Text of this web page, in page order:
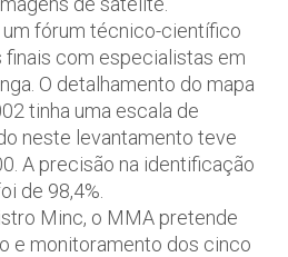
fórum técnico-científico
com especialistas em
O detalhamento do mapa
tinha uma escala de
neste levantamento teve
A precisão na identificação
de 98,4%.
Minc, o MMA pretende
e monitoramento dos cinco